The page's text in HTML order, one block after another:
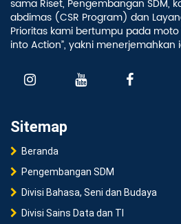
sama Riset, Pengembangan SDM,
abdimas (CSR Program) dan
Prioritas kami bertumpu pada moto
into Action”, yakni menerjemahkan
Sitemap
Beranda
Pengembangan SDM
Divisi Bahasa, Seni dan Budaya
Divisi Sains Data dan TI